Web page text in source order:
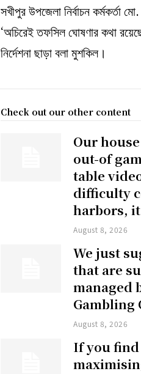
সখীপুর উপজেলা নির্বাচন
‘অচিরেই তফসিল ঘোষণার কথা
নির্দেশনা ছাড়া বলা মুশকিল।
Check out our other content
Our
out-of
table
difficulty
harbors,
August 8, 2026
We just
that are
managed
Gambling
August 8, 2026
If you